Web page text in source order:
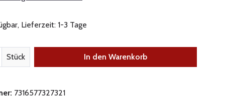
Lieferzeit: 1-3 Tage
Gib den gewünschten Wert ein oder
Stück In den Warenkorb
7316577327321